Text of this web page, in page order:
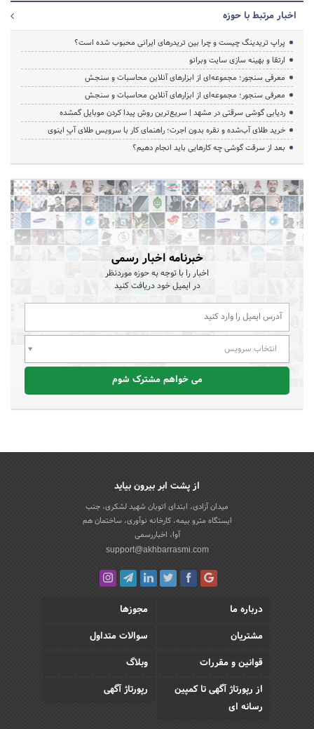
اخبار مرتبط با حوزه
پراپ تریدینگ چیست و چرا بین تریدرهای ایرانی محبوب شده است؟
ارتقا و بهینه سازی سایت وبرانو
معرفی سنجور؛ مجموعه‌ای از ابزارهای آنلاین محاسبات و سنجش
معرفی سنجور؛ مجموعه‌ای از ابزارهای آنلاین محاسبات و سنجش
ردیابی گوشی سرقتی در مشهد | سریع‌ترین روش پیدا کردن موبایل گمشده
خرید طلای آب‌شده و نقره بدون اجرت؛ راهنمای کار با سرویس طلای آپِ اینوی
بعد از سرقت گوشی چه کارهایی باید انجام دهیم؟
خبرنامه اخبار رسمی
اخبار را با توجه به حوزه موردنظر
در ایمیل خود دریافت کنید
انتخاب سرویس
می خواهم مشترک شوم
از پشت ابر بیرون بیاید
میدان آزادی، ابتدای اتوبان شهید لشکری، جنب
ایستگاه مترو بیمه، کارخانه نوآوری، ساختمان هم
آوا، اخباررسمی
support@akhbarrasmi.com
درباره ما
مجوزها
مشتریان
سوالات متداول
قوانین و مقررات
وبلاگ
از رپورتاژ آگهی تا کمپین
رسانه ای
رپورتاژ آگهی